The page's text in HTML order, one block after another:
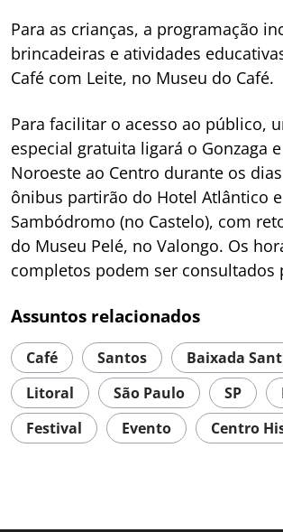
Para as crianças, a programação
brincadeiras e atividades
Café com Leite, no Museu do Café.
Para facilitar o acesso ao público,
especial gratuita ligará o Gonzaga
Noroeste ao Centro durante os
ônibus partirão do Hotel Atlântico
Sambódromo (no Castelo), com
do Museu Pelé, no Valongo. Os
completos podem ser consultados
Assuntos relacionados
Café Santos
Baixada
Litoral
São Paulo SP
Festival
Evento Centro